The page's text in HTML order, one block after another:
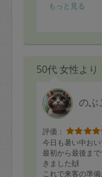
もっと見る
50代 女性より
のぶ
評価：
今日も暑い中お
最初から最後ま
きました🙌
これで来客の準